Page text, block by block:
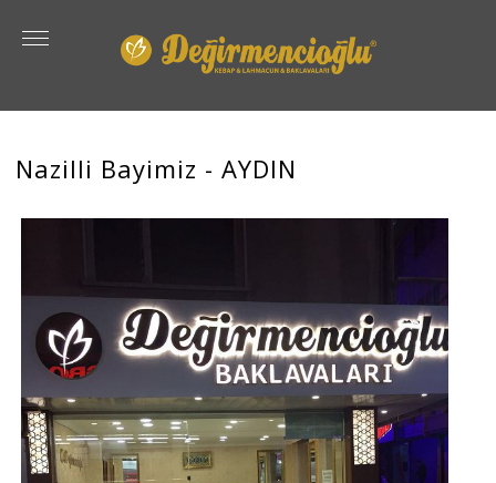
Nazilli Bayimiz - AYDIN